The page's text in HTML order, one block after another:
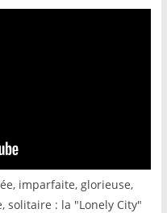
imparfaite, glorieuse,
solitaire : la "Lonely City"